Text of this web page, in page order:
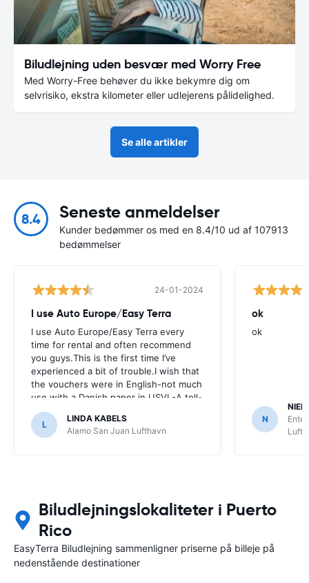
Biludlejning uden besvær med Worry Free
Med Worry-Free behøver du ikke bekymre dig om
selvrisiko, ekstra kilometer eller udlejerens pålidelighed.
Se alle artikler
8.4 Seneste anmeldelser
Kunder bedømmer os med en 8.4/10 ud af 107913
bedømmelser
24-01-2024
I use Auto Europe/Easy Terra
I use Auto Europe/Easy Terra every
time for rental and often recommend
you guys.This is the first time I’ve
experienced a bit of trouble.I wish that
the vouchers were in English-not much
use with a Danish paper in USVI -A toll-
free phone number had been nice as
well I didn’t call though I neede help
because it would have costed me a
L
LINDA KABELS
Alamo San Juan Lufthavn
ok
ok
N
Biludlejningslokaliteter i Puerto
Rico
EasyTerra Biludlejning sammenligner priserne på billeje på
nedenstående destinationer